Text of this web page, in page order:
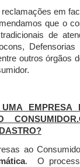
em
que o
de
Defensorias
outros órgãos
EMPRESA
ao
. O